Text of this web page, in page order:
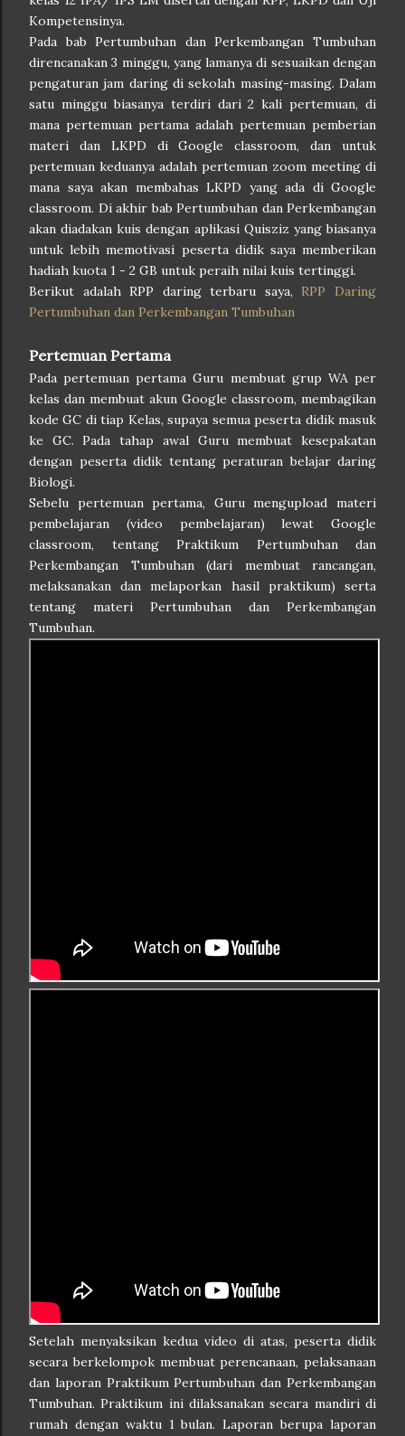
Kompetensinya.
Pada bab Pertumbuhan dan Perkembangan Tumbuhan
direncanakan 3 minggu, yang lamanya di sesuaikan dengan
pengaturan jam daring di sekolah masing-masing. Dalam
satu minggu biasanya terdiri dari 2 kali pertemuan, di
mana pertemuan pertama adalah pertemuan pemberian
materi dan LKPD di Google classroom, dan untuk
pertemuan keduanya adalah pertemuan zoom meeting di
mana saya akan membahas LKPD yang ada di Google
classroom. Di akhir bab Pertumbuhan dan Perkembangan
akan diadakan kuis dengan aplikasi Quisziz yang biasanya
untuk lebih memotivasi peserta didik saya memberikan
hadiah kuota 1 - 2 GB untuk peraih nilai kuis tertinggi.
Berikut adalah RPP daring terbaru saya, RPP Daring
Pertumbuhan dan Perkembangan Tumbuhan
Pertemuan Pertama
Pada pertemuan pertama Guru membuat grup WA per
kelas dan membuat akun Google classroom, membagikan
kode GC di tiap Kelas, supaya semua peserta didik masuk
ke GC. Pada tahap awal Guru membuat kesepakatan
dengan peserta didik tentang peraturan belajar daring
Biologi.
Sebelu pertemuan pertama, Guru mengupload materi
pembelajaran (video pembelajaran) lewat Google
classroom, tentang Praktikum Pertumbuhan dan
Perkembangan Tumbuhan (dari membuat rancangan,
melaksanakan dan melaporkan hasil praktikum) serta
tentang materi Pertumbuhan dan Perkembangan
Tumbuhan.
Setelah menyaksikan kedua video di atas, peserta didik
secara berkelompok membuat perencanaan, pelaksanaan
dan laporan Praktikum Pertumbuhan dan Perkembangan
Tumbuhan. Praktikum ini dilaksanakan secara mandiri di
rumah dengan waktu 1 bulan. Laporan berupa laporan